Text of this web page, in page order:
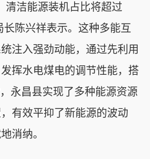
清洁能源装机占比将超过
长陈兴祥表示。这种多能互
注入强劲动能，通过先利用
挥水电煤电的调节性能，搭
永昌县实现了多种能源资源
有效平抑了新能源的波动
消纳。